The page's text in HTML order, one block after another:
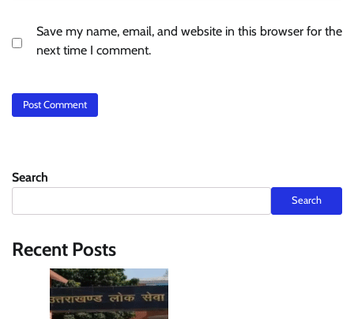
Save my name, email, and website in this browser for the
next time I comment.
Search
Search
Recent Posts